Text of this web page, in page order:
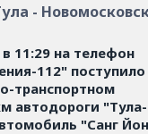
-
11:29 на телефон
112" поступило
транспортном
автодороги "Тула-
"Санг